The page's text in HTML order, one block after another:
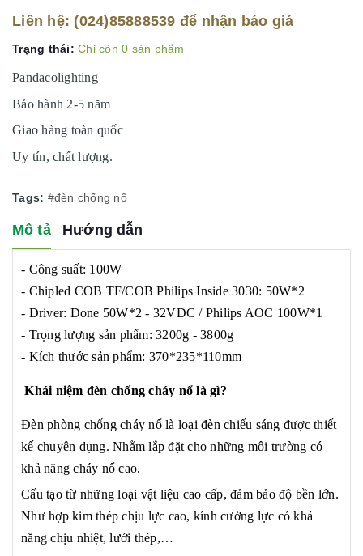
Liên hệ: (024)85888539 để nhận báo giá
Trạng thái: Chỉ còn 0 sản phẩm
Pandacolighting
Bảo hành 2-5 năm
Giao hàng toàn quốc
Uy tín, chất lượng.
Tags: #đèn chống nổ
Mô tả Hướng dẫn
- Công suất: 100W
- Chipled COB TF/COB Philips Inside 3030: 50W*2
- Driver: Done 50W*2 - 32VDC / Philips AOC 100W*1
- Trọng lượng sản phẩm: 3200g - 3800g
- Kích thước sản phẩm: 370*235*110mm
Khái niệm đèn chống cháy nổ là gì?
Đèn phòng chống cháy nổ là loại đèn chiếu sáng được thiết
kế chuyên dụng. Nhằm lắp đặt cho những môi trường có
khả năng cháy nổ cao.
Cấu tạo từ những loại vật liệu cao cấp, đảm bảo độ bền lớn.
Như hợp kim thép chịu lực cao, kính cường lực có khả
năng chịu nhiệt, lưới thép,…